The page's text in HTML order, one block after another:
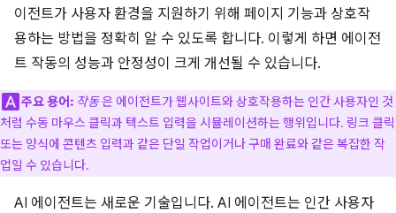
이전트가 사용자 환경을 지원하기 위해 페이지 기능과 상호작
용하는 방법을 정확히 알 수 있도록 합니다. 이렇게 하면 에이전
트 작동의 성능과 안정성이 크게 개선될 수 있습니다.
주요 용어: 작동은 에이전트가 웹사이트와 상호작용하는 인간 사용자인 것
처럼 수동 마우스 클릭과 텍스트 입력을 시뮬레이션하는 행위입니다. 링크 클릭
또는 양식에 콘텐츠 입력과 같은 단일 작업이거나 구매 완료와 같은 복잡한 작
업일 수 있습니다.
AI 에이전트는 새로운 기술입니다. AI 에이전트는 인간 사용자